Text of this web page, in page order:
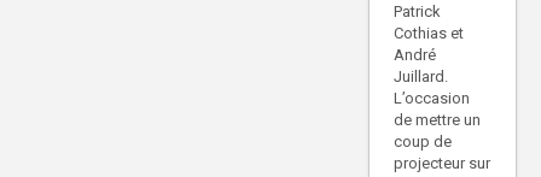
Patrick
Cothias et
André
Juillard.
L’occasion
de mettre un
coup de
projecteur sur